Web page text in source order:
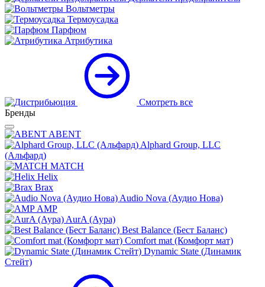
Вольтметры
Термоусадка
Парфюм
Атрибутика
Смотреть все
Бренды
ABENT
Alphard Group, LLC
(Альфард)
MATCH
Helix
Brax
Audio Nova (Аудио Нова)
AMP
AurA (Аура)
Best Balance (Бест Баланс)
Comfort mat (Комфорт мат)
Dynamic State (Динамик
Стейт)